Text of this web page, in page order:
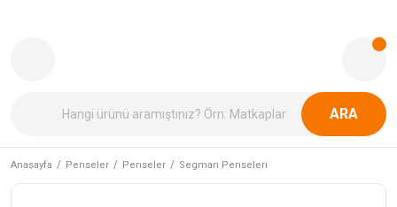
ARA
Anasayfa Penseler Penseler Segman Penseleri